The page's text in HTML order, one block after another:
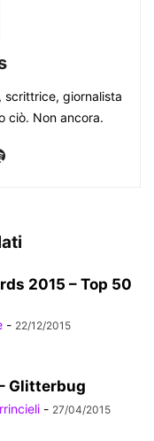
scrittrice, giornalista
ciò. Non ancora.
2015 – Top 50
- 22/12/2015
Glitterbug
- 27/04/2015